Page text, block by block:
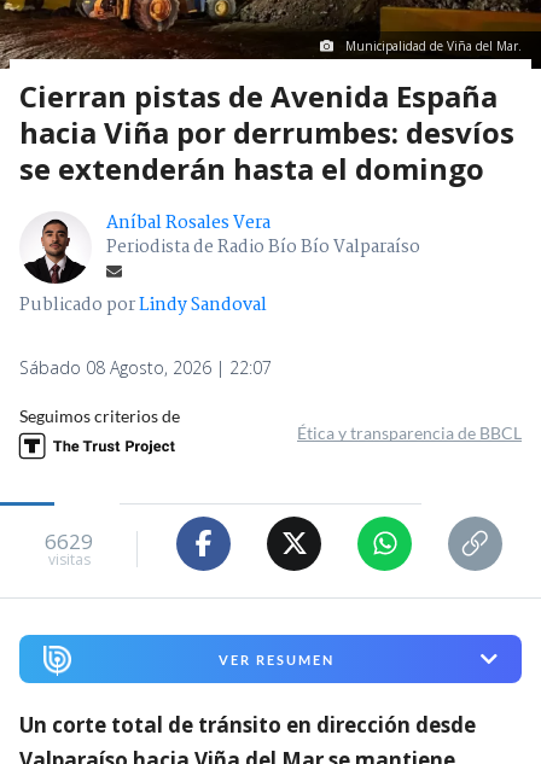
Municipalidad de Viña del Mar.
Cierran pistas de Avenida España
hacia Viña por derrumbes: desvíos
se extenderán hasta el domingo
Aníbal Rosales Vera
Periodista de Radio Bío Bío Valparaíso
Publicado porLindy Sandoval
Sábado 08 Agosto, 2026 | 22:07
Seguimos criterios de
Ética y transparencia de BBCL
6629
visitas
VER RESUMEN
Un corte total de tránsito en dirección desde